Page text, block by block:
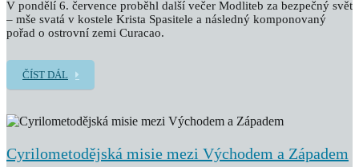
V pondělí 6. července proběhl další večer Modliteb za bezpečný svět
– mše svatá v kostele Krista Spasitele a následný komponovaný
pořad o ostrovní zemi Curacao.
ČÍST DÁL
Cyrilometodějská misie mezi Východem a Západem